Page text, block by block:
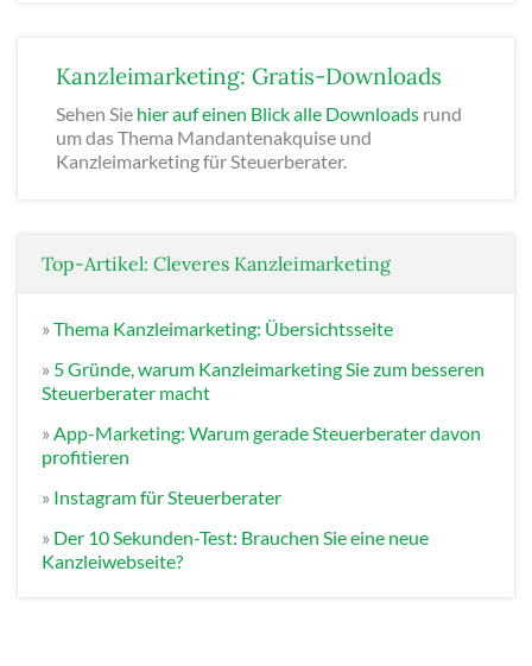
Kanzleimarketing: Gratis-Downloads
Sehen Sie hier auf einen Blick alle Downloads rund
um das Thema Mandantenakquise und
Kanzleimarketing für Steuerberater.
Top-Artikel: Cleveres Kanzleimarketing
» Thema Kanzleimarketing: Übersichtsseite
» 5 Gründe, warum Kanzleimarketing Sie zum besseren
Steuerberater macht
» App-Marketing: Warum gerade Steuerberater davon
profitieren
» Instagram für Steuerberater
» Der 10 Sekunden-Test: Brauchen Sie eine neue
Kanzleiwebseite?